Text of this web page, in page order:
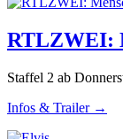
RTLZWEI:
Staffel 2 ab
Infos & Trailer →